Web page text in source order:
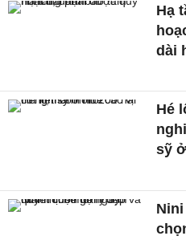
Hạ
dài
Hé
sỹ